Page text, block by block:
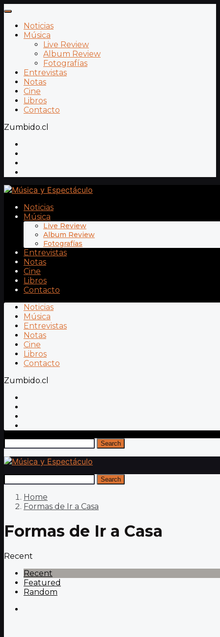
Noticias
Música
Live Review
Album Review
Fotografías
Entrevistas
Notas
Cine
Libros
Contacto
Zumbido.cl
Noticias
Música
Live Review
Album Review
Fotografías
Entrevistas
Notas
Cine
Libros
Contacto
Noticias
Música
Entrevistas
Notas
Cine
Libros
Contacto
Zumbido.cl
Search
Search
Home
Formas de Ir a Casa
Formas de Ir a Casa
Recent
Recent
Featured
Random